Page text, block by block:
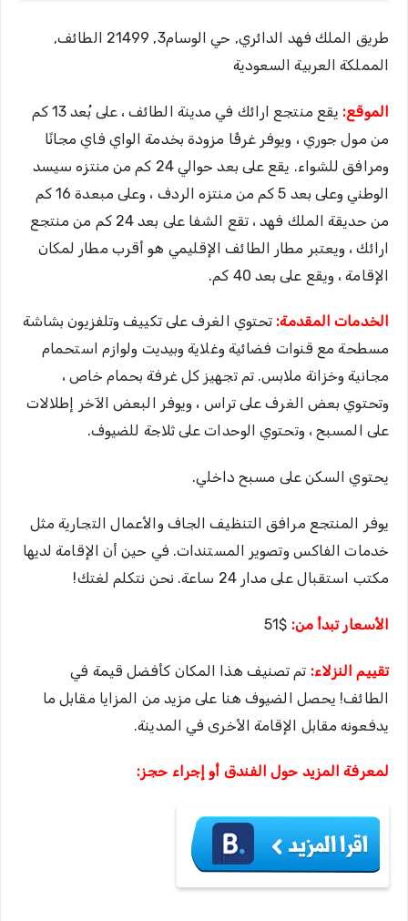
طريق الملك فهد الدائري, حي الوسام3, 21499 الطائف,
المملكة العربية السعودية
الموقع:
يقع منتجع ارائك في مدينة الطائف ، على بُعد 13 كم
من مول جوري ، ويوفر غرفًا مزودة بخدمة الواي فاي مجانًا
ومرافق للشواء. يقع على بعد حوالي 24 كم من منتزه سيسد
الوطني وعلى بعد 5 كم من منتزه الردف ، وعلى مبعدة 16 كم
من حديقة الملك فهد ، تقع الشفا على بعد 24 كم من منتجع
ارائك ، ويعتبر مطار الطائف الإقليمي هو أقرب مطار لمكان
الإقامة ، ويقع على بعد 40 كم.
الخدمات المقدمة: تحتوي الغرف على تكييف وتلفزيون بشاشة
مسطحة مع قنوات فضائية وغلاية وبيديت ولوازم استحمام
مجانية وخزانة ملابس. تم تجهيز كل غرفة بحمام خاص ،
وتحتوي بعض الغرف على تراس ، ويوفر البعض الآخر إطلالات
على المسبح ، وتحتوي الوحدات على ثلاجة للضيوف.
يحتوي السكن على مسبح داخلي.
يوفر المنتجع مرافق التنظيف الجاف والأعمال التجارية مثل
خدمات الفاكس وتصوير المستندات. في حين أن الإقامة لديها
مكتب استقبال على مدار 24 ساعة. نحن نتكلم لغتك!
الأسعار تبدأ من: $51
تقييم النزلاء: تم تصنيف هذا المكان كأفضل قيمة في
الطائف! يحصل الضيوف هنا على مزيد من المزايا مقابل ما
يدفعونه مقابل الإقامة الأخرى في المدينة.
لمعرفة المزيد حول الفندق أو إجراء حجز: